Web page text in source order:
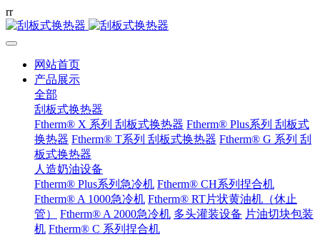
rr
网站首页
产品展示
全部
刮板式换热器
Ftherm® X 系列 刮板式换热器 Ftherm® Plus系列 刮板式
换热器 Ftherm® T系列 刮板式换热器 Ftherm® G 系列 刮
板式换热器
人造奶油设备
Ftherm® Plus系列急冷机 Ftherm® CH系列捏合机
Ftherm® A 1000急冷机 Ftherm® RT片状黄油机（休止
管）
Ftherm® A 2000急冷机 多头灌装设备 片油切块包装
机 Ftherm® C 系列捏合机